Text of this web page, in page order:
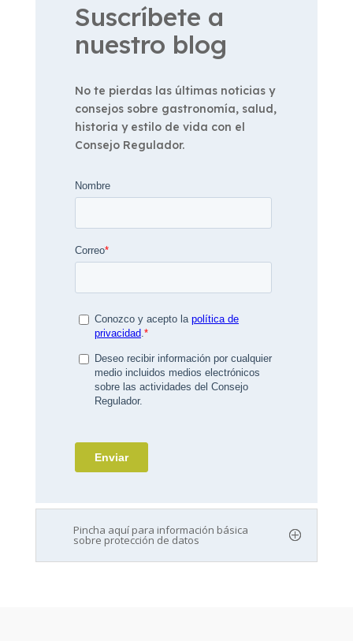
Suscríbete a
nuestro blog
No te pierdas las últimas noticias y
consejos sobre gastronomía, salud,
historia y estilo de vida con el
Consejo Regulador.
Pincha aquí para información básica
sobre protección de datos